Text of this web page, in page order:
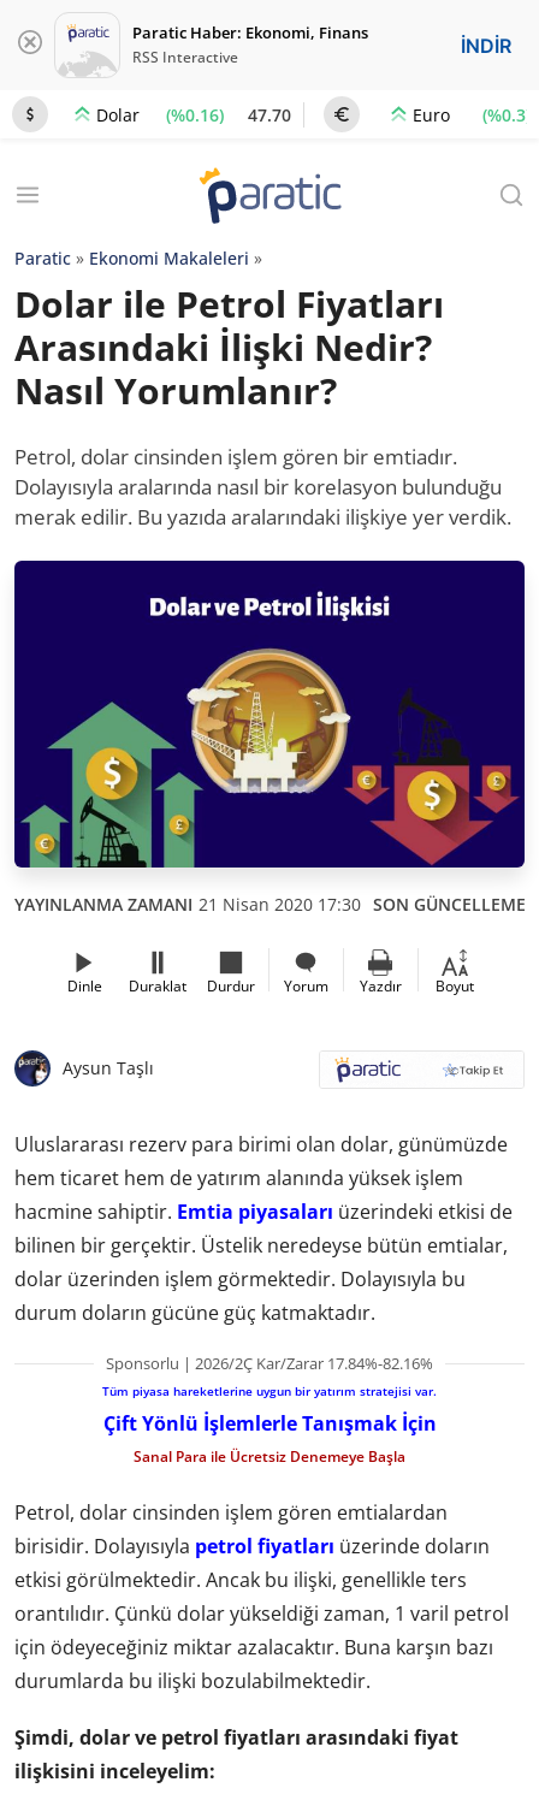
Paratic Haber: Ekonomi, Finans
RSS Interactive İNDİR
Dolar (%0.16) 47.70 Euro (%0.3)
Paratic » Ekonomi Makaleleri »
Dolar ile Petrol Fiyatları
Arasındaki İlişki Nedir?
Nasıl Yorumlanır?
Petrol, dolar cinsinden işlem gören bir emtiadır.
Dolayısıyla aralarında nasıl bir korelasyon bulunduğu
merak edilir. Bu yazıda aralarındaki ilişkiye yer verdik.
YAYINLANMA ZAMANI 21 Nisan 2020 17:30 SON GÜNCELLEME
Dinle Duraklat Durdur Yorum Yazdır Boyut
Aysun Taşlı
Uluslararası rezerv para birimi olan dolar, günümüzde
hem ticaret hem de yatırım alanında yüksek işlem
hacmine sahiptir. Emtia piyasaları üzerindeki etkisi de
bilinen bir gerçektir. Üstelik neredeyse bütün emtialar,
dolar üzerinden işlem görmektedir. Dolayısıyla bu
durum doların gücüne güç katmaktadır.
Sponsorlu | 2026/2Ç Kar/Zarar 17.84%-82.16%
Tüm piyasa hareketlerine uygun bir yatırım stratejisi var.
Çift Yönlü İşlemlerle Tanışmak İçin
Sanal Para ile Ücretsiz Denemeye Başla
Petrol, dolar cinsinden işlem gören emtialardan
birisidir. Dolayısıyla petrol fiyatları üzerinde doların
etkisi görülmektedir. Ancak bu ilişki, genellikle ters
orantılıdır. Çünkü dolar yükseldiği zaman, 1 varil petrol
için ödeyeceğiniz miktar azalacaktır. Buna karşın bazı
durumlarda bu ilişki bozulabilmektedir.
Şimdi, dolar ve petrol fiyatları arasındaki fiyat
ilişkisini inceleyelim: